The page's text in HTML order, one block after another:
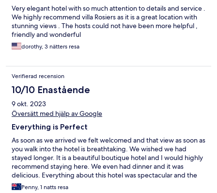
Very elegant hotel with so much attention to details and service .
We highly recommend villa Rosiers as it is a great location with
stunning views . The hosts could not have been more helpful ,
friendly and wonderful
dorothy, 3 nätters resa
Verifierad recension
10/10 Enastående
9 okt. 2023
Översätt med hjälp av Google
Everything is Perfect
As soon as we arrived we felt welcomed and that view as soon as
you walk into the hotel is breathtaking. We wished we had
stayed longer. It is a beautiful boutique hotel and I would highly
recommend staying here. We even had dinner and it was
delicious. Everything about this hotel was spectacular and the
service was excellent.
Penny, 1 natts resa